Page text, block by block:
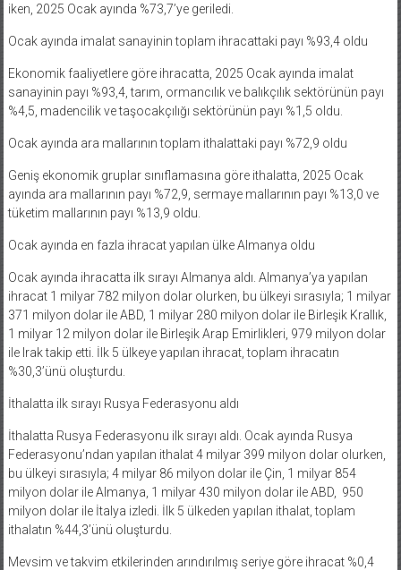
iken, 2025 Ocak ayında %73,7’ye geriledi.
Ocak ayında imalat sanayinin toplam ihracattaki payı %93,4 oldu
Ekonomik faaliyetlere göre ihracatta, 2025 Ocak ayında imalat
sanayinin payı %93,4, tarım, ormancılık ve balıkçılık sektörünün payı
%4,5, madencilik ve taşocakçılığı sektörünün payı %1,5 oldu.
Ocak ayında ara mallarının toplam ithalattaki payı %72,9 oldu
Geniş ekonomik gruplar sınıflamasına göre ithalatta, 2025 Ocak
ayında ara mallarının payı %72,9, sermaye mallarının payı %13,0 ve
tüketim mallarının payı %13,9 oldu.
Ocak ayında en fazla ihracat yapılan ülke Almanya oldu
Ocak ayında ihracatta ilk sırayı Almanya aldı. Almanya’ya yapılan
ihracat 1 milyar 782 milyon dolar olurken, bu ülkeyi sırasıyla; 1 milyar
371 milyon dolar ile ABD, 1 milyar 280 milyon dolar ile Birleşik Krallık,
1 milyar 12 milyon dolar ile Birleşik Arap Emirlikleri, 979 milyon dolar
ile Irak takip etti. İlk 5 ülkeye yapılan ihracat, toplam ihracatın
%30,3’ünü oluşturdu.
İthalatta ilk sırayı Rusya Federasyonu aldı
İthalatta Rusya Federasyonu ilk sırayı aldı. Ocak ayında Rusya
Federasyonu’ndan yapılan ithalat 4 milyar 399 milyon dolar olurken,
bu ülkeyi sırasıyla; 4 milyar 86 milyon dolar ile Çin, 1 milyar 854
milyon dolar ile Almanya, 1 milyar 430 milyon dolar ile ABD, 950
milyon dolar ile İtalya izledi. İlk 5 ülkeden yapılan ithalat, toplam
ithalatın %44,3’ünü oluşturdu.
Mevsim ve takvim etkilerinden arındırılmış seriye göre ihracat %0,4